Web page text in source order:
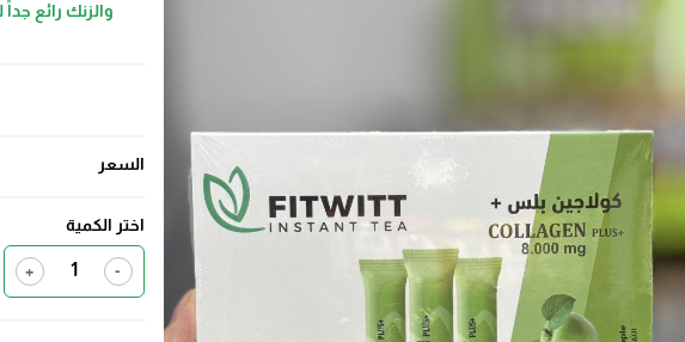
والزنك رائع
السعر
اختر الكمية
-
+